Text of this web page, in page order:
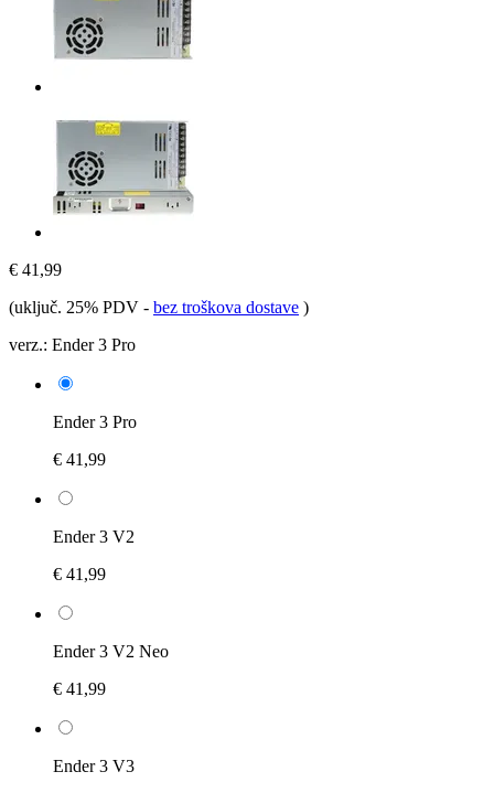
€ 41,99
(uključ. 25% PDV - bez troškova dostave )
verz.: Ender 3 Pro
Ender 3 Pro
€ 41,99
Ender 3 V2
€ 41,99
Ender 3 V2 Neo
€ 41,99
Ender 3 V3